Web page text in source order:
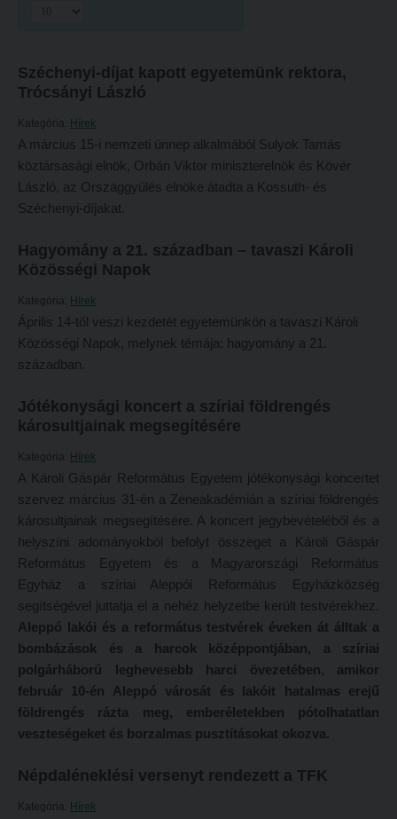
Szabályzatok
Határozatok
Nemzetközi mobilitás
Történeti áttekintés
Református Pedagógiai Intézet
OKTATÁS
Képzéseink
Képzési helyszínek
Budapesti képzési hely
Marosvásárhelyi képzési hely
Kecskeméti képzési hely
Mintatantervek
Gyakorlati képzés
KUTATÁS
Tehetséggondozás
Tudományos diákköri tevékenység
PedKaszt – Bethlen-pályázat
Kari kutatási pályázatok
Kari kiadványok
FELVÉTELIZŐKNEK
Hittanoktató- és Kántorképző Intézet
Gyakorlati és Továbbképzési Intézet
Minőségbiztosítás
Oktatóink
Rektori utasítások
Határozatok
Nemzetközi mobilitás
Történeti áttekintés
Református Pedagógiai Intézet
OKTATÁS
Képzéseink
Képzési helyszínek
Nagykőrösi képzési hely
Budapesti képzési hely
Marosvásárhelyi képzési hely
Kecskeméti képzési hely
Mintatantervek
Gyakorlati képzés
KUTATÁS
Kari kutatócsoportok
Tehetséggondozás
Széchenyi-díjat kapott egyetemünk rektora,
Trócsányi László
Kategória: Hírek
A március 15-i nemzeti ünnep alkalmából Sulyok Tamás
köztársasági elnök, Orbán Viktor miniszterelnök és Kövér
László, az Országgyűlés elnöke átadta a Kossuth- és
Széchenyi-díjakat.
Hagyomány a 21. században – tavaszi Károli
Közösségi Napok
Kategória: Hírek
Április 14-től veszi kezdetét egyetemünkön a tavaszi Károli
Közösségi Napok, melynek témája: hagyomány a 21.
században.
Jótékonysági koncert a szíriai földrengés
károsultjainak megsegítésére
Kategória: Hírek
A Károli Gáspár Református Egyetem jótékonysági koncertet
szervez március 31-én a Zeneakadémián a szíriai földrengés
károsultjainak megsegítésére. A koncert jegybevételéből és a
helyszíni adományokból befolyt összeget a Károli Gáspár
Református Egyetem és a Magyarországi Református
Egyház a szíriai Aleppói Református Egyházközség
segítségével juttatja el a nehéz helyzetbe került testvérekhez.
Aleppó lakói és a református testvérek éveken át álltak a
bombázások és a harcok középpontjában, a szíriai
polgárháború leghevesebb harci övezetében, amikor
február 10-én Aleppó városát és lakóit hatalmas erejű
földrengés rázta meg, emberéletekben pótolhatatlan
veszteségeket és borzalmas pusztításokat okozva.
Népdaléneklési versenyt rendezett a TFK
Kategória: Hírek